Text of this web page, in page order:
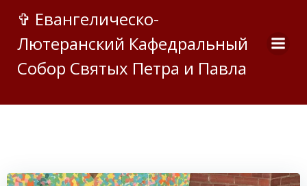
к
содержимому
✞ Евангелическо-
Лютеранский Кафедральный
Собор Святых Петра и Павла